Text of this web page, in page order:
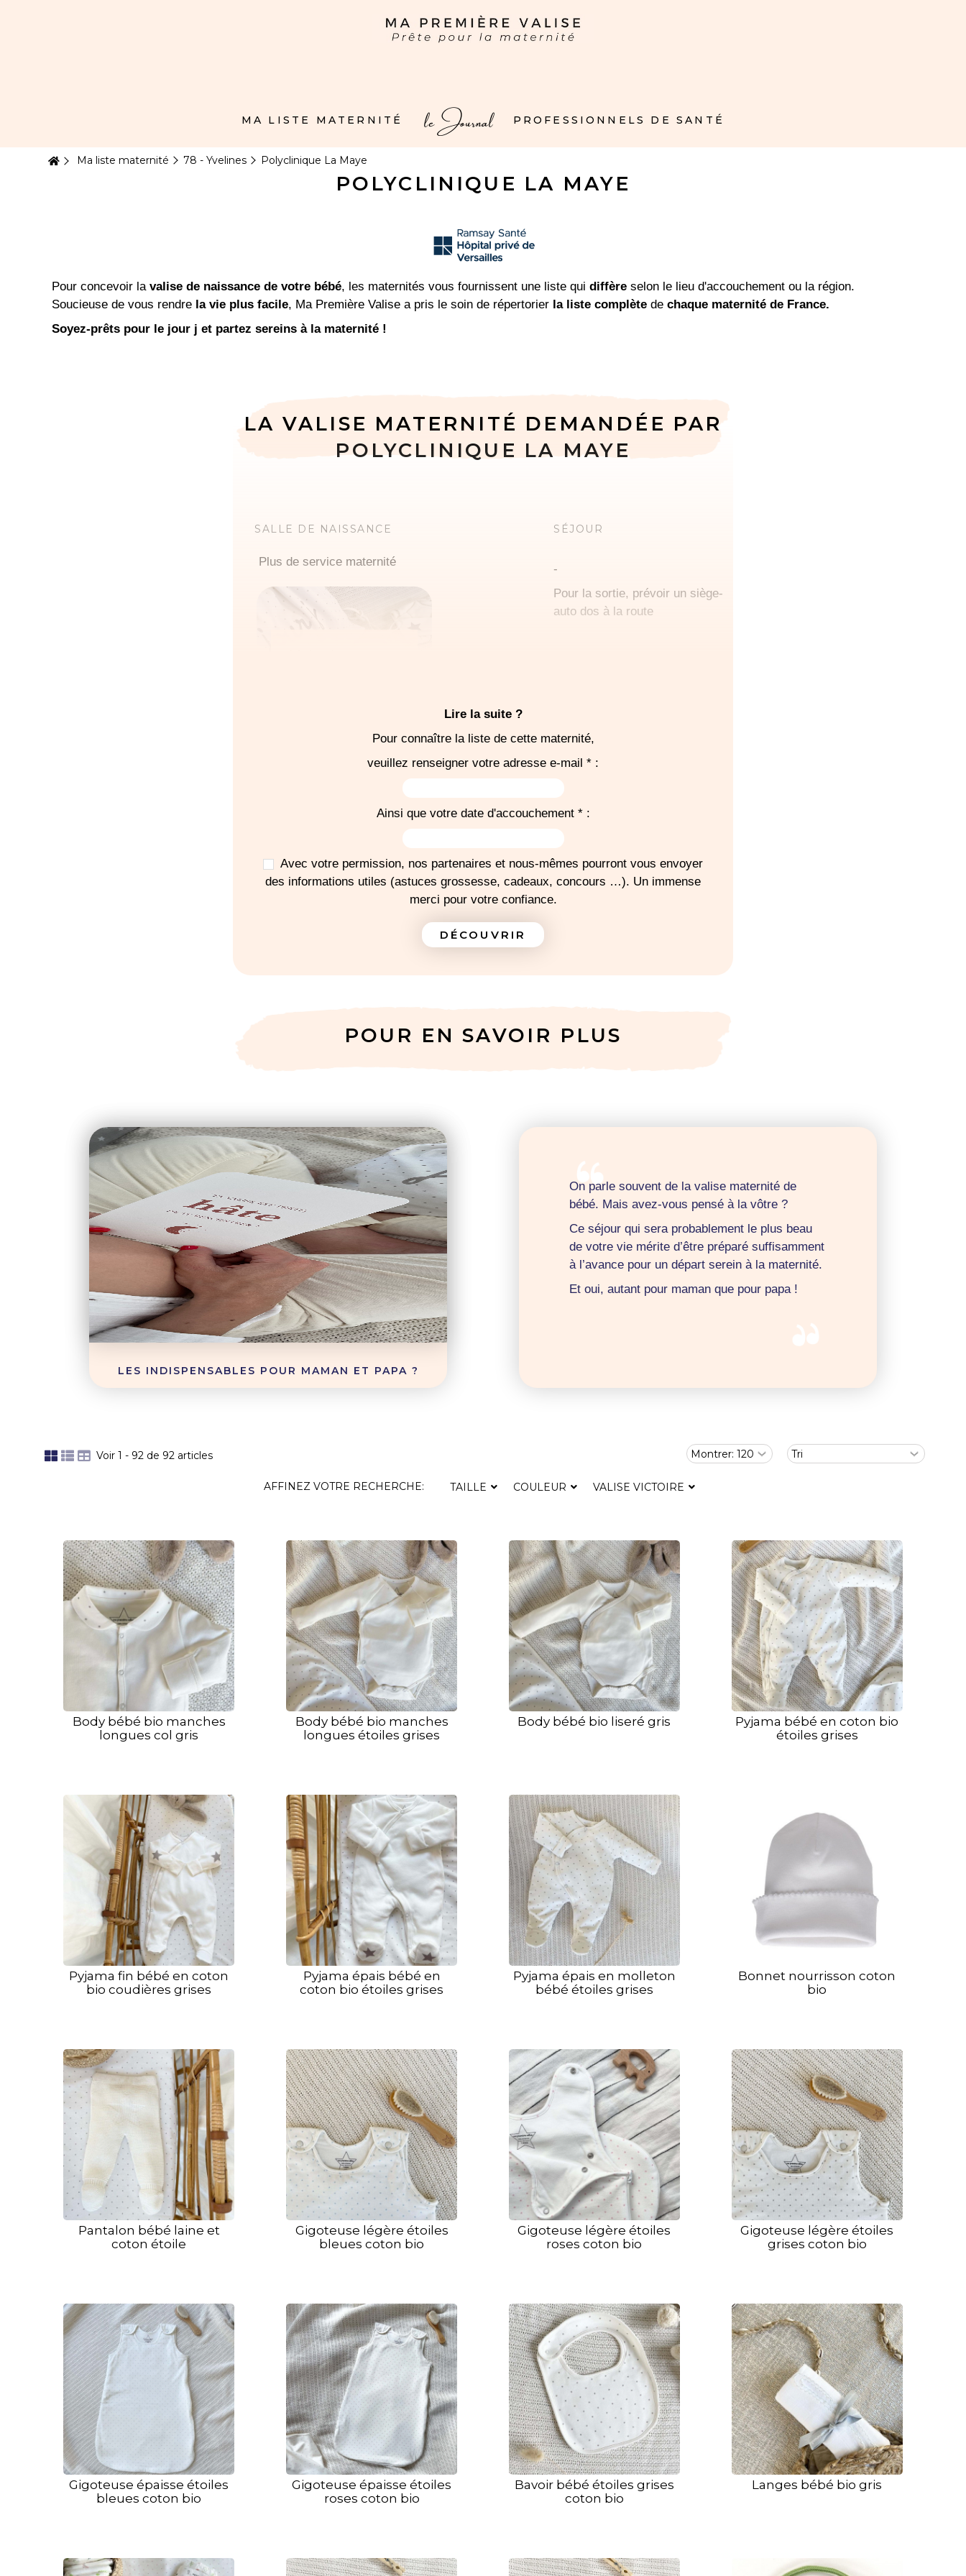
MA LISTE MATERNITÉ le Journal PROFESSIONNELS DE SANTÉ
Ma liste maternité 78 - Yvelines Polyclinique La Maye
POLYCLINIQUE LA MAYE
Pour concevoir lavalise de naissance de votre bébé, les maternités vous fournissent une liste quidiffère selon le lieu d'accouchement ou la région.
Soucieuse de vous rendre la vie plus facile, Ma Première Valise a pris le soin de répertorier la liste complète dechaque maternité de France.
Soyez-prêts pour le jour j et partez sereins à la maternité !
Lire la suite ?
Pour connaître la liste de cette maternité,
veuillez renseigner votre adresse e-mail * :
Ainsi que votre date d'accouchement * :
Avec votre permission, nos partenaires et nous-mêmes pourront vous envoyer
des informations utiles (astuces grossesse, cadeaux, concours …). Un immense
merci pour votre confiance.
DÉCOUVRIR
LA VALISE MATERNITÉ DEMANDÉE PAR
POLYCLINIQUE LA MAYE
SALLE DE NAISSANCE
Plus de service maternité
SÉJOUR
-
Pour la sortie, prévoir un siège-
auto dos à la route
POUR EN SAVOIR PLUS
LES INDISPENSABLES POUR MAMAN ET PAPA ?
On parle souvent de la valise maternité de
bébé. Mais avez-vous pensé à la vôtre ?
Ce séjour qui sera probablement le plus beau
de votre vie mérite d’être préparé suffisamment
à l’avance pour un départ serein à la maternité.
Et oui, autant pour maman que pour papa !
Voir 1 - 92 de 92 articles
AFFINEZ VOTRE RECHERCHE: TAILLE COULEUR VALISE VICTOIRE
Body bébé bio manches
longues col gris
Body bébé bio manches
longues étoiles grises
Body bébé bio liseré gris
Pyjama bébé en coton bio
étoiles grises
Pyjama fin bébé en coton
bio coudières grises
Pyjama épais bébé en
coton bio étoiles grises
Pyjama épais en molleton
bébé étoiles grises
Bonnet nourrisson coton
bio
Pantalon bébé laine et
coton étoile
Gigoteuse légère étoiles
bleues coton bio
Gigoteuse légère étoiles
roses coton bio
Gigoteuse légère étoiles
grises coton bio
Gigoteuse épaisse étoiles
bleues coton bio
Gigoteuse épaisse étoiles
roses coton bio
Bavoir bébé étoiles grises
coton bio
Langes bébé bio gris